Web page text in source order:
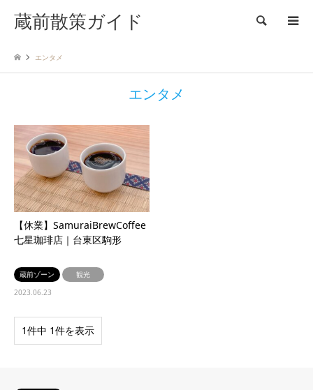
蔵前散策ガイド 検索
エンタメ
エンタメ
【休業】SamuraiBrewCoffee
七星珈琲店｜台東区駒形
蔵前ゾーン
観光
2023.06.23
1件中 1件を表示